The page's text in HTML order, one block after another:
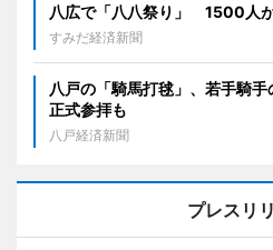
八広で「八八祭り」 1500人
すみだ経済新聞
八戸の「騎馬打毬」、若手騎
正式参拝も
八戸経済新聞
プレスリ